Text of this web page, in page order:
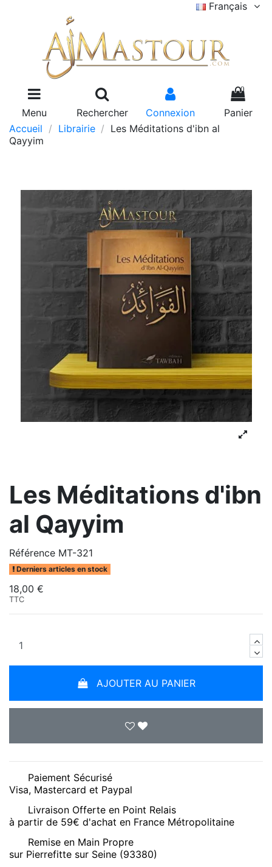
Français
Menu Rechercher Connexion
0
Panier
Accueil
Librairie
Les Méditations d'ibn al
Qayyim
Les Méditations d'ibn
al Qayyim
Référence MT-321
Derniers articles en stock
18,00 €
TTC
AJOUTER AU PANIER
Paiement Sécurisé
Visa, Mastercard et Paypal
Livraison Offerte en Point Relais
à partir de 59€ d'achat en France Métropolitaine
Remise en Main Propre
sur Pierrefitte sur Seine (93380)